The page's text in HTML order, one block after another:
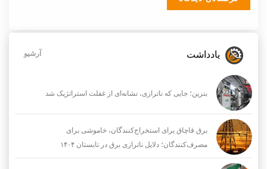
یادداشت آرشیو
بنزین؛ جایی که ناترازی، نشانه‌ای از غفلت استراتژیک شد
برق قاچاق برای استخراج‌کنندگان، خاموشی برای
مصرف‌کنندگان؛ دلایل ناترازی برق در تابستان ۱۴۰۴